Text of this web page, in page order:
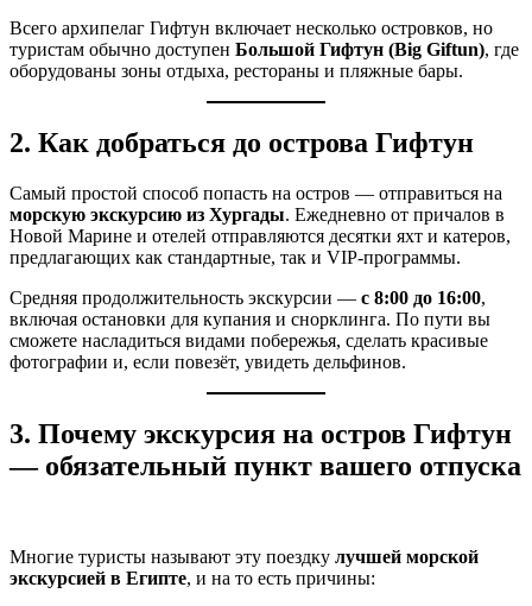
Всего архипелаг Гифтун включает несколько островков, но
туристам обычно доступен Большой Гифтун (Big Giftun), где
оборудованы зоны отдыха, рестораны и пляжные бары.
2. Как добраться до острова Гифтун
Самый простой способ попасть на остров — отправиться на
морскую экскурсию из Хургады. Ежедневно от причалов в
Новой Марине и отелей отправляются десятки яхт и катеров,
предлагающих как стандартные, так и VIP-программы.
Средняя продолжительность экскурсии — с 8:00 до 16:00,
включая остановки для купания и снорклинга. По пути вы
сможете насладиться видами побережья, сделать красивые
фотографии и, если повезёт, увидеть дельфинов.
3. Почему экскурсия на остров Гифтун
— обязательный пункт вашего отпуска
Многие туристы называют эту поездку лучшей морской
экскурсией в Египте, и на то есть причины: